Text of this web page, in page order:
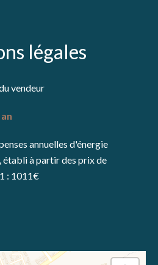
légales
vendeur
annuelles d'énergie
établi à partir des prix de
: 1011€